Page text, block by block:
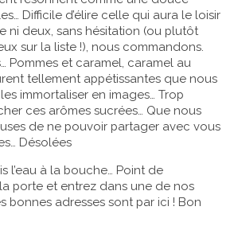
Difficile d’élire celle qui aura le loisir
ni deux, sans hésitation (ou plutôt
sur la liste !), nous commandons.
Pommes et caramel, caramel au
tellement appétissantes que nous
immortaliser en images… Trop
ces arômes sucrées… Que nous
de ne pouvoir partager avec vous
Désolées
l’eau à la bouche… Point de
porte et entrez dans une de nos
bonnes adresses sont par ici ! Bon